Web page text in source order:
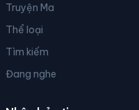
Truyện Ma
Thể loại
Tìm kiếm
Đang nghe